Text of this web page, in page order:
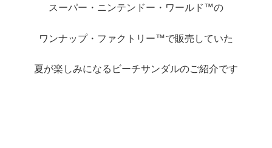
スーパー・ニンテンドー・ワールド™の
ワンナップ・ファクトリー™で販売していた
夏が楽しみになるビーチサンダルのご紹介です